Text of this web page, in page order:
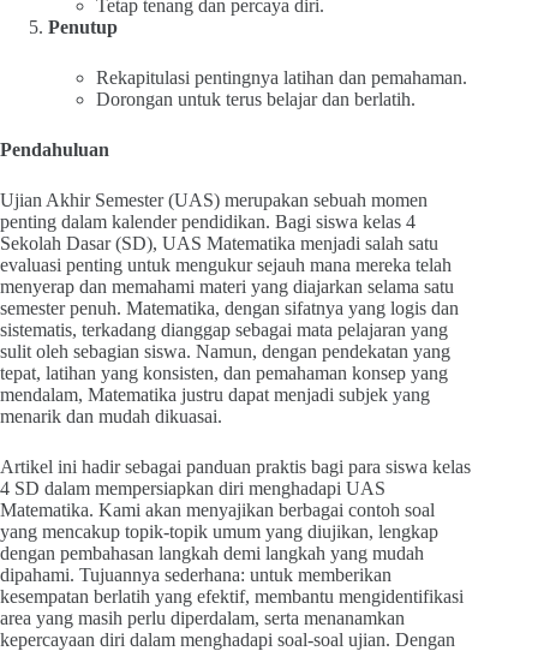
Tetap tenang dan percaya diri.
Penutup
Rekapitulasi pentingnya latihan dan pemahaman.
Dorongan untuk terus belajar dan berlatih.
Pendahuluan
Ujian Akhir Semester (UAS) merupakan sebuah momen
penting dalam kalender pendidikan. Bagi siswa kelas 4
Sekolah Dasar (SD), UAS Matematika menjadi salah satu
evaluasi penting untuk mengukur sejauh mana mereka telah
menyerap dan memahami materi yang diajarkan selama satu
semester penuh. Matematika, dengan sifatnya yang logis dan
sistematis, terkadang dianggap sebagai mata pelajaran yang
sulit oleh sebagian siswa. Namun, dengan pendekatan yang
tepat, latihan yang konsisten, dan pemahaman konsep yang
mendalam, Matematika justru dapat menjadi subjek yang
menarik dan mudah dikuasai.
Artikel ini hadir sebagai panduan praktis bagi para siswa kelas
4 SD dalam mempersiapkan diri menghadapi UAS
Matematika. Kami akan menyajikan berbagai contoh soal
yang mencakup topik-topik umum yang diujikan, lengkap
dengan pembahasan langkah demi langkah yang mudah
dipahami. Tujuannya sederhana: untuk memberikan
kesempatan berlatih yang efektif, membantu mengidentifikasi
area yang masih perlu diperdalam, serta menanamkan
kepercayaan diri dalam menghadapi soal-soal ujian. Dengan